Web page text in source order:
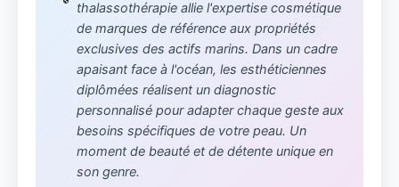
thalassothérapie allie l'expertise cosmétique
de marques de référence aux propriétés
exclusives des actifs marins. Dans un cadre
apaisant face à l'océan, les esthéticiennes
diplômées réalisent un diagnostic
personnalisé pour adapter chaque geste aux
besoins spécifiques de votre peau. Un
moment de beauté et de détente unique en
son genre.